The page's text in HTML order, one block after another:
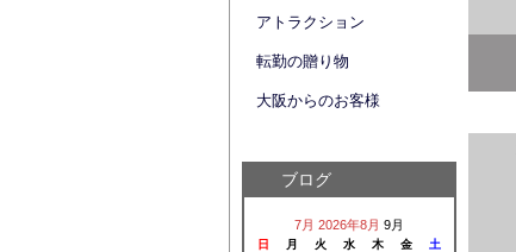
アトラクション
転勤の贈り物
大阪からのお客様
ブログ
7月 2026年8月 9月
日 月 火 水 木 金 土